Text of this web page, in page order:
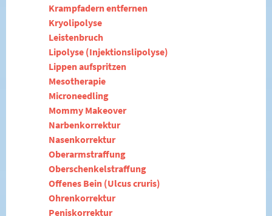
Krampfadern entfernen
Kryolipolyse
Leistenbruch
Lipolyse (Injektionslipolyse)
Lippen aufspritzen
Mesotherapie
Microneedling
Mommy Makeover
Narbenkorrektur
Nasenkorrektur
Oberarmstraffung
Oberschenkelstraffung
Offenes Bein (Ulcus cruris)
Ohrenkorrektur
Peniskorrektur